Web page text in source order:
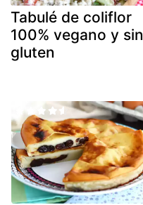
Tabulé de coliflor
100% vegano y sin
gluten